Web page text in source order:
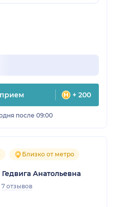
+ 200
после 09:00
Близко от метро
Анатольевна
7 отзывов